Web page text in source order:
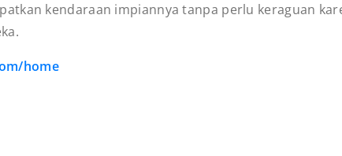
kendaraan impiannya tanpa perlu keraguan
home